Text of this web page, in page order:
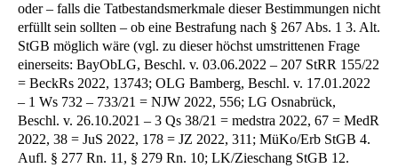
oder – falls die Tatbestandsmerkmale dieser Bestimmungen nicht
erfüllt sein sollten – ob eine Bestrafung nach § 267 Abs. 1 3. Alt.
StGB möglich wäre (vgl. zu dieser höchst umstrittenen Frage
einerseits: BayObLG, Beschl. v. 03.06.2022 – 207 StRR 155/22
= BeckRs 2022, 13743; OLG Bamberg, Beschl. v. 17.01.2022
– 1 Ws 732 – 733/21 = NJW 2022, 556; LG Osnabrück,
Beschl. v. 26.10.2021 – 3 Qs 38/21 = medstra 2022, 67 = MedR
2022, 38 = JuS 2022, 178 = JZ 2022, 311; MüKo/Erb StGB 4.
Aufl. § 277 Rn. 11, § 279 Rn. 10; LK/Zieschang StGB 12.